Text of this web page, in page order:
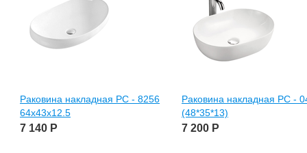
Раковина накладная РС - 8256
64х43х12.5
7 140 Р
Раковина накладная РС -
(48*35*13)
7 200 Р